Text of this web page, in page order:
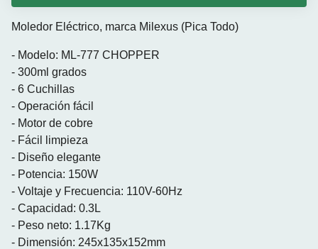
Moledor Eléctrico, marca Milexus (Pica Todo)
- Modelo: ML-777 CHOPPER
- 300ml grados
- 6 Cuchillas
- Operación fácil
- Motor de cobre
- Fácil limpieza
- Diseño elegante
- Potencia: 150W
- Voltaje y Frecuencia: 110V-60Hz
- Capacidad: 0.3L
- Peso neto: 1.17Kg
- Dimensión: 245x135x152mm